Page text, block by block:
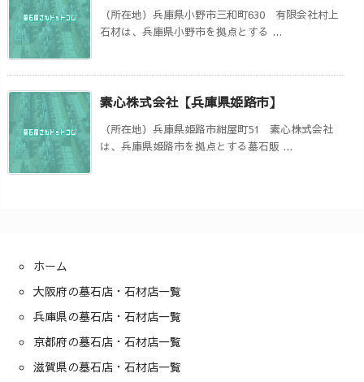
（所在地）兵庫県小野市三和町630 有限会社村上
石材は、兵庫県小野市を拠点とする ...
素心株式会社【兵庫県姫路市】
（所在地）兵庫県姫路市紺屋町51 素心株式会社
は、兵庫県姫路市を拠点とする墓石販 ...
ホーム
大阪府の墓石店・石材店一覧
兵庫県の墓石店・石材店一覧
京都府の墓石店・石材店一覧
滋賀県の墓石店・石材店一覧